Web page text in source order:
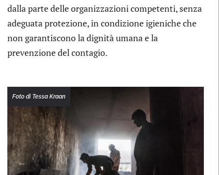
dalla parte delle organizzazioni competenti, senza
adeguata protezione, in condizione igieniche che
non garantiscono la dignità umana e la
prevenzione del contagio.
Foto di Tessa Kraan